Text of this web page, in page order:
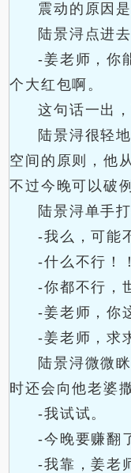
震动的原因
陆景浔点进
-姜老师，你
个大红包啊。
这句话一出
陆景浔很轻
空间的原则，他
不过今晚可以破
陆景浔单手
-我么，可能
-什么不行！！
-你都不行，
-姜老师，你
-姜老师，求
陆景浔微微
时还会向他老婆
-我试试。
-今晚要赚翻
-我靠，姜老